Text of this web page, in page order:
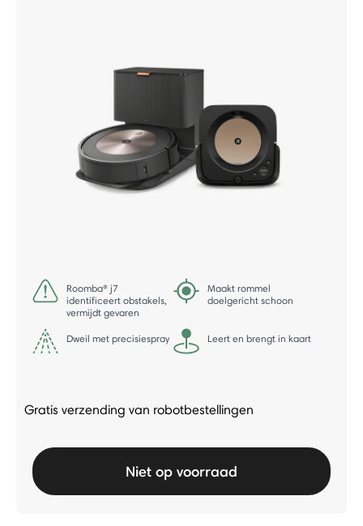
Roomba® j7
identificeert obstakels,
vermijdt gevaren
Maakt rommel
doelgericht schoon
Dweil met precisiespray Leert en brengt in kaart
Gratis verzending van robotbestellingen
Niet op voorraad